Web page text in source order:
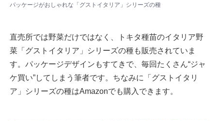
パッケージがおしゃれな「グストイタリア」シリーズの種
直売所では野菜だけではなく、トキタ種苗のイタリア野
菜「グストイタリア」シリーズの種も販売されていま
す。パッケージデザインもすてきで、毎回たくさん“ジャ
ケ買い”してしまう筆者です。ちなみに「グストイタリ
ア」シリーズの種はAmazonでも購入できます。